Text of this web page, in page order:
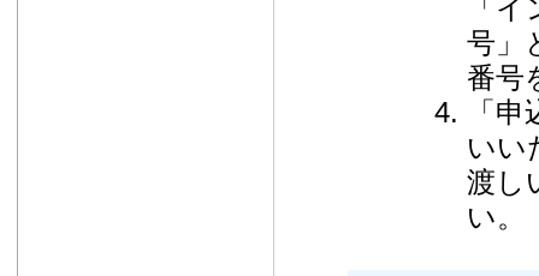
「
号」
番号
「
いい
渡し
い。